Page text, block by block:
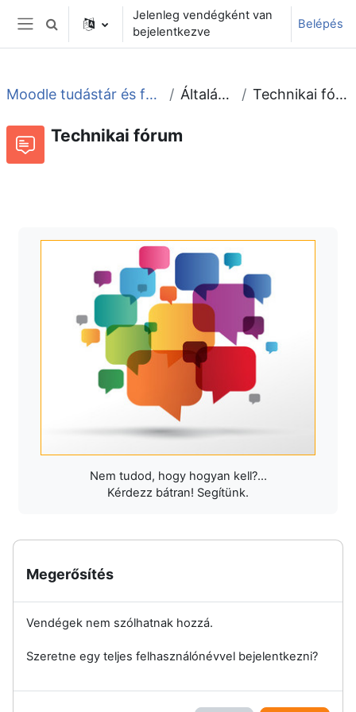
Tovább a fő tartalomhoz
Oldalpanel
Keresési bemeneti adatok váltása
Jelenleg vendégként van
bejelentkezve
Belépés
Moodle tudástár és fórum Általános Technikai fórum
Technikai fórum
Nem tudod, hogy hogyan kell?...
Kérdezz bátran! Segítünk.
Megerősítés
Vendégek nem szólhatnak hozzá.
Szeretne egy teljes felhasználónévvel bejelentkezni?